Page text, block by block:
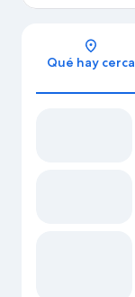
Qué hay cerca